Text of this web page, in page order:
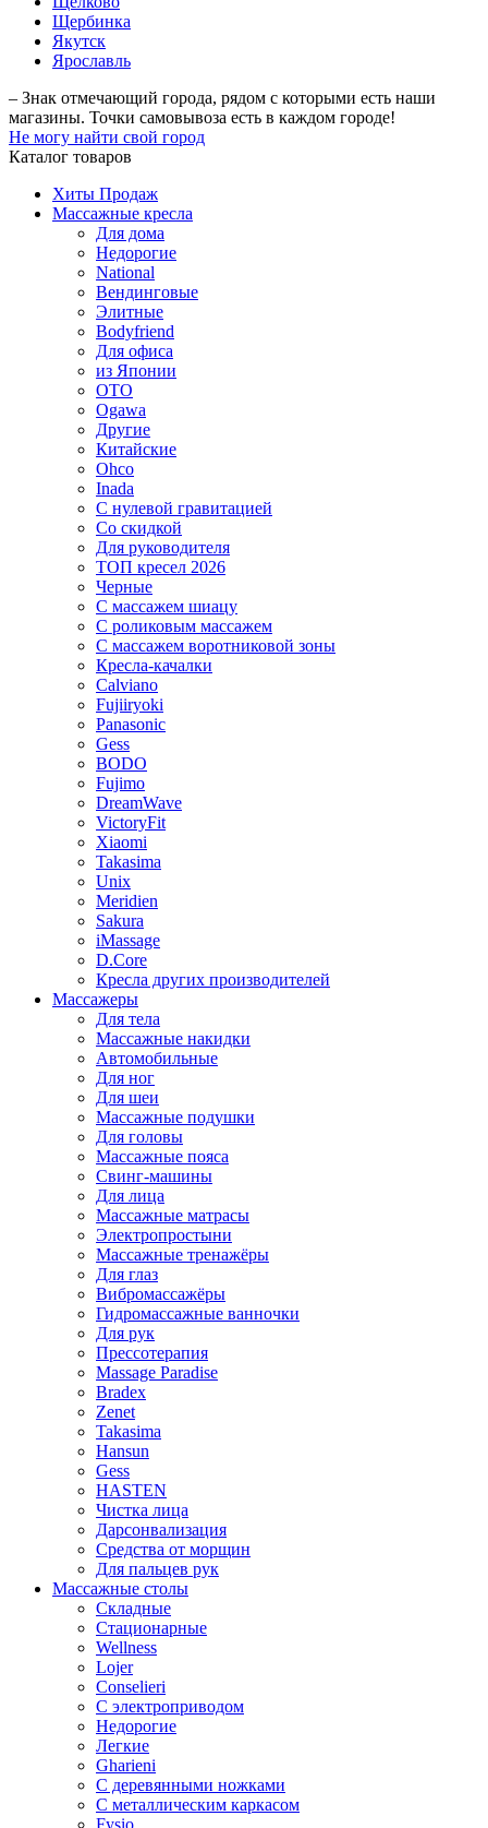
Щербинка
Якутск
Ярославль
– Знак отмечающий города, рядом с которыми есть наши
магазины. Точки самовывоза есть в каждом городе!
Не могу найти свой город
Каталог товаров
Хиты Продаж
Массажные кресла
Для дома
Недорогие
National
Вендинговые
Элитные
Bodyfriend
Для офиса
из Японии
OTO
Ogawa
Другие
Китайские
Ohco
Inada
С нулевой гравитацией
Со скидкой
Для руководителя
ТОП кресел 2026
Черные
С массажем шиацу
С роликовым массажем
С массажем воротниковой зоны
Кресла-качалки
Calviano
Fujiiryoki
Panasonic
Gess
BODO
Fujimo
DreamWave
VictoryFit
Xiaomi
Takasima
Unix
Meridien
Sakura
iMassage
D.Core
Кресла других производителей
Массажеры
Для тела
Массажные накидки
Автомобильные
Для ног
Для шеи
Массажные подушки
Для головы
Массажные пояса
Свинг-машины
Для лица
Массажные матрасы
Электропростыни
Массажные тренажёры
Для глаз
Вибромассажёры
Гидромассажные ванночки
Для рук
Прессотерапия
Massage Paradise
Bradex
Zenet
Takasima
Hansun
Gess
HASTEN
Чистка лица
Дарсонвализация
Средства от морщин
Для пальцев рук
Массажные столы
Складные
Стационарные
Wellness
Lojer
Conselieri
С электроприводом
Недорогие
Легкие
Gharieni
С деревянными ножками
С металлическим каркасом
Fysio